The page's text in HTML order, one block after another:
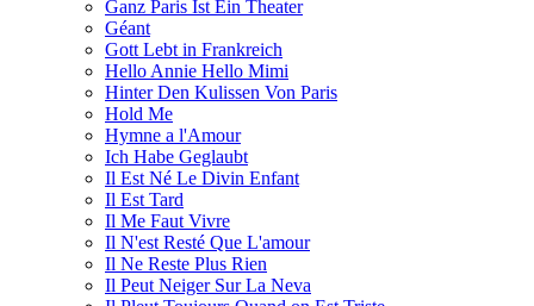
Ganz Paris Ist Ein Theater
Géant
Gott Lebt in Frankreich
Hello Annie Hello Mimi
Hinter Den Kulissen Von Paris
Hold Me
Hymne a l'Amour
Ich Habe Geglaubt
Il Est Né Le Divin Enfant
Il Est Tard
Il Me Faut Vivre
Il N'est Resté Que L'amour
Il Ne Reste Plus Rien
Il Peut Neiger Sur La Neva